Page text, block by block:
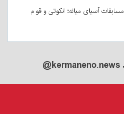
آسیای میانه؛ انکوتی و قوام
@kermaneno.news